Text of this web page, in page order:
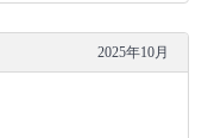
2025年10月